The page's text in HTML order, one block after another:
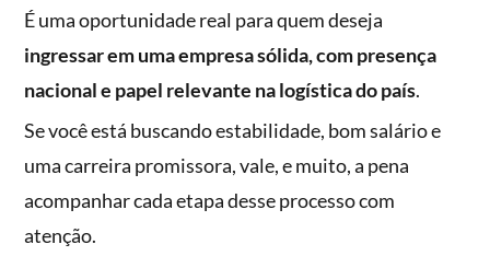
É uma oportunidade real para quem deseja
ingressar em uma empresa sólida, com presença
nacional e papel relevante na logística do país.
Se você está buscando estabilidade, bom salário e
uma carreira promissora, vale, e muito, a pena
acompanhar cada etapa desse processo com
atenção.